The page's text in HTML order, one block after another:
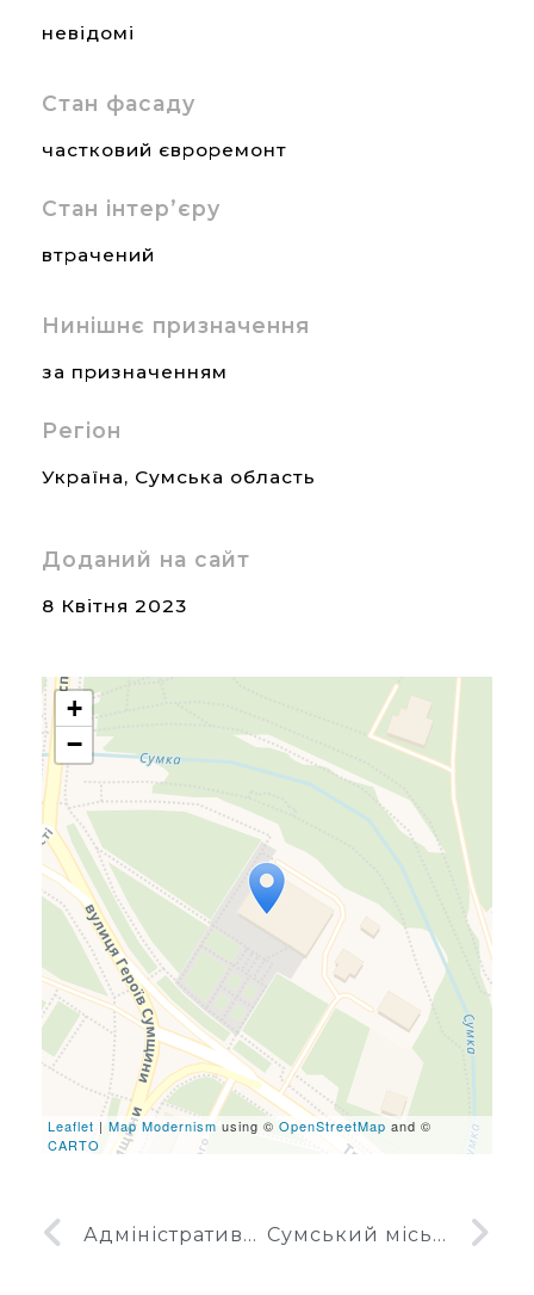
невідомі
Стан фасаду
частковий євроремонт
Стан інтер’єру
втрачений
Нинішнє призначення
за призначенням
Регіон
Україна, Сумська область
Доданий на сайт
8 Квітня 2023
Travelers' Map is loading...
If you see this after your
page is loaded completely,
leafletJS files are missing.
+
−
Leaflet | Map Modernism using © OpenStreetMap and ©
CARTO
Адміністративна будівля у Сумах Сумський міський палац дітей та юнацтва